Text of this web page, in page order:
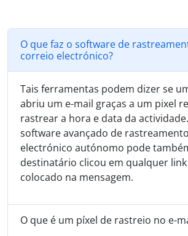
O que faz o software de
correio electrónico?
Tais ferramentas podem dizer se
abriu um e-mail graças a um pixel
rastrear a hora e data da
software avançado de
electrónico autónomo pode
destinatário clicou em qualquer
colocado na mensagem.
O que é um píxel de rastreio no e-